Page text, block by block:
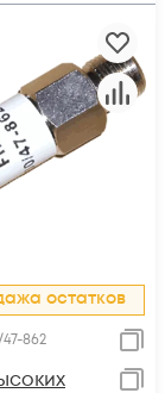
остатков
862